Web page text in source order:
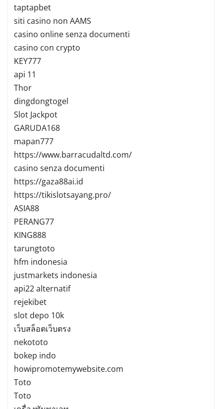
taptapbet
siti casino non AAMS
casino online senza documenti
casino con crypto
KEY777
api 11
Thor
dingdongtogel
Slot Jackpot
GARUDA168
mapan777
https://www.barracudaltd.com/
casino senza documenti
https://gaza88ai.id
https://tikislotsayang.pro/
ASIA88
PERANG77
KING888
tarungtoto
hfm indonesia
justmarkets indonesia
api22 alternatif
rejekibet
slot depo 10k
เว็บสล็อตเว็บตรง
nekototo
bokep indo
howipromotemywebsite.com
Toto
Toto